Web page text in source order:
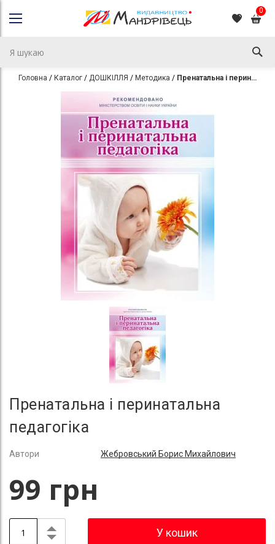
0
Головна Каталог ДОШКІЛЛЯ Методика Пренатальна і перинатальна педагогіка
Пренатальна і перинатальна
педагогіка
Автори Жебровський Борис Михайлович
99 грн
У кошик